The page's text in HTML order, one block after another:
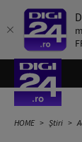
HOME Știri